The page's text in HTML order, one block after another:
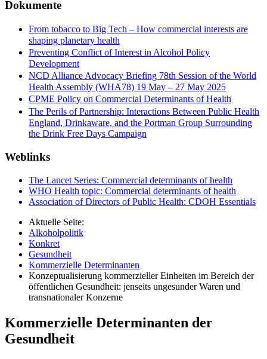
Dokumente
From tobacco to Big Tech – How commercial interests are
shaping planetary health
Preventing Conflict of Interest in Alcohol Policy
Development
NCD Alliance Advocacy Briefing 78th Session of the World
Health Assembly (WHA78) 19 May – 27 May 2025
CPME Policy on Commercial Determinants of Health
The Perils of Partnership: Interactions Between Public Health
England, Drinkaware, and the Portman Group Surrounding
the Drink Free Days Campaign
Weblinks
The Lancet Series: Commercial determinants of health
WHO Health topic: Commercial determinants of health
Association of Directors of Public Health: CDOH Essentials
Aktuelle Seite:
Alkoholpolitik
Konkret
Gesundheit
Kommerzielle Determinanten
Konzeptualisierung kommerzieller Einheiten im Bereich der
öffentlichen Gesundheit: jenseits ungesunder Waren und
transnationaler Konzerne
Kommerzielle Determinanten der
Gesundheit